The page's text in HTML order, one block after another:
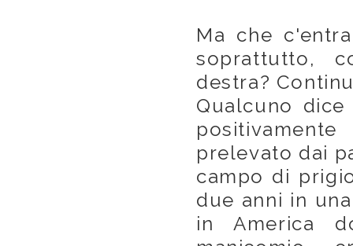
Ma che
soprattutto,
destra?
Qualcuno
prelevato dai
campo di
due anni in
in America